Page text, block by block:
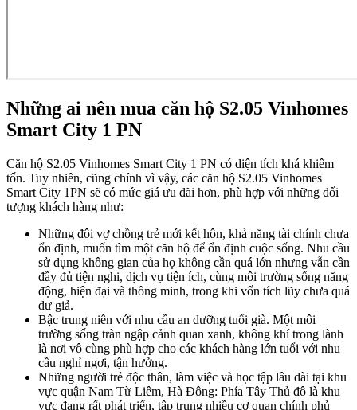
Những ai nên mua căn hộ S2.05 Vinhomes
Smart City 1 PN
Căn hộ S2.05 Vinhomes Smart City 1 PN có diện tích khá khiêm
tốn. Tuy nhiên, cũng chính vì vậy, các căn hộ S2.05 Vinhomes
Smart City 1PN sẽ có mức giá ưu đãi hơn, phù hợp với những đối
tượng khách hàng như:
Những đôi vợ chồng trẻ mới kết hôn, khả năng tài chính chưa
ổn định, muốn tìm một căn hộ để ổn định cuộc sống. Nhu cầu
sử dụng không gian của họ không cần quá lớn nhưng vẫn cần
đầy đủ tiện nghi, dịch vụ tiện ích, cùng môi trường sống năng
động, hiện đại và thông minh, trong khi vốn tích lũy chưa quá
dư giả.
Bậc trung niên với nhu cầu an dưỡng tuổi già. Một môi
trường sống tràn ngập cảnh quan xanh, không khí trong lành
là nơi vô cùng phù hợp cho các khách hàng lớn tuổi với nhu
cầu nghỉ ngơi, tận hưởng.
Những người trẻ độc thân, làm việc và học tập lâu dài tại khu
vực quận Nam Từ Liêm, Hà Đông: Phía Tây Thủ đô là khu
vực đang rất phát triển, tập trung nhiều cơ quan chính phủ